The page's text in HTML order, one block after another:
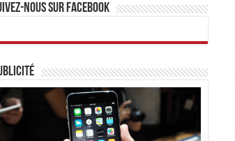
nous sur Facebook